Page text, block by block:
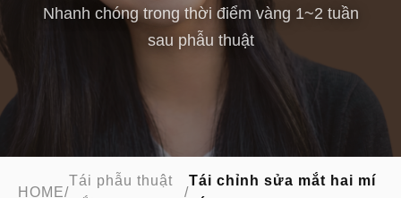
Nhanh chóng trong thời điểm vàng 1~2 tuần
sau phẫu thuật
HOME/
Tái phẫu thuật
/
Tái chỉnh sửa mắt hai mí